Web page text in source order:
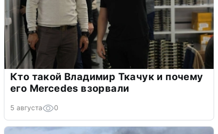
Кто такой Владимир Ткачук и почему
его Mercedes взорвали
5 августа 0